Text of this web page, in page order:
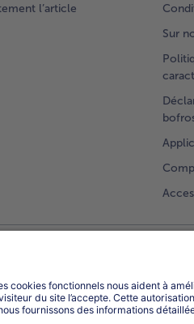
l’article
Sur